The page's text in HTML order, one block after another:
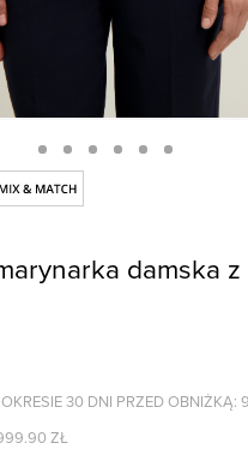
damska z
30 DNI PRZED OBNIŻKĄ:
ZŁ